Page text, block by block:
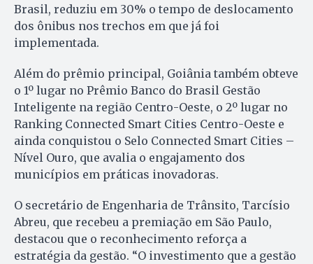
Brasil, reduziu em 30% o tempo de deslocamento
dos ônibus nos trechos em que já foi
implementada.
Além do prêmio principal, Goiânia também obteve
o 1º lugar no Prêmio Banco do Brasil Gestão
Inteligente na região Centro-Oeste, o 2º lugar no
Ranking Connected Smart Cities Centro-Oeste e
ainda conquistou o Selo Connected Smart Cities –
Nível Ouro, que avalia o engajamento dos
municípios em práticas inovadoras.
O secretário de Engenharia de Trânsito, Tarcísio
Abreu, que recebeu a premiação em São Paulo,
destacou que o reconhecimento reforça a
estratégia da gestão. “O investimento que a gestão